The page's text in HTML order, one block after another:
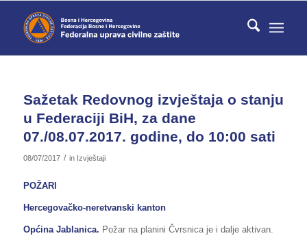
Sažetak Redovnog izvještaja o stanju
u Federaciji BiH, za dane
07./08.07.2017. godine, do 10:00 sati
08/07/2017 / in Izvještaji
POŽARI
Hercegovačko-neretvanski kanton
Općina Jablanica. Požar na planini Čvrsnica je i dalje aktivan.